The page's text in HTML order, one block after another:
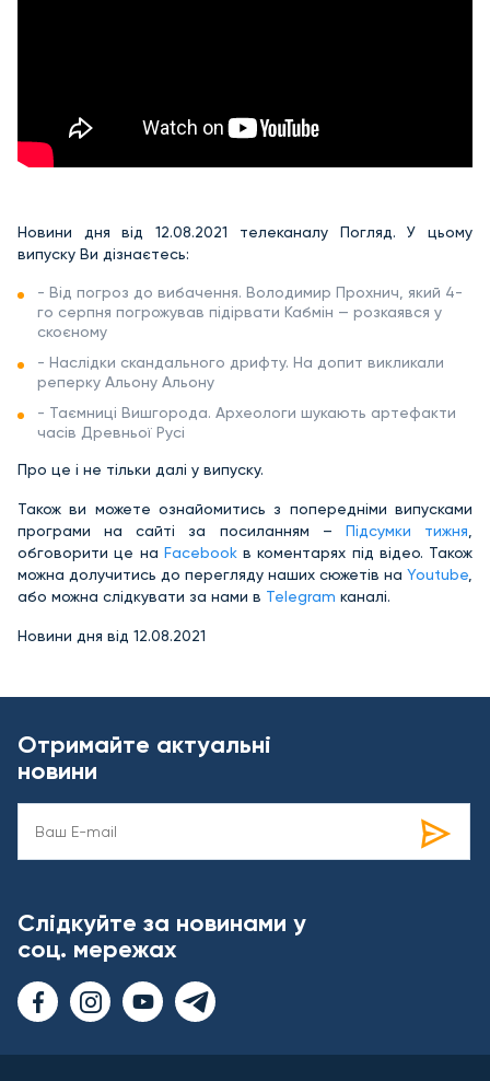
Новини дня від 12.08.2021 телеканалу Погляд. У цьому
випуску Ви дізнаєтесь:
- Від погроз до вибачення. Володимир Прохнич, який 4-
го серпня погрожував підірвати Кабмін — розкаявся у
скоєному
- Наслідки скандального дрифту. На допит викликали
реперку Альону Альону
- Таємниці Вишгорода. Археологи шукають артефакти
часів Древньої Русі
Про це і не тільки далі у випуску.
Також ви можете ознайомитись з попередніми випусками
програми на сайті за посиланням – Підсумки тижня
обговорити це на Facebookв коментарях під відео. Також
можна долучитись до перегляду наших сюжетів на Youtube
або можна слідкувати за нами в Telegram каналі.
Новини дня від 12.08.2021
Отримайте актуальні
новини
Слідкуйте за новинами у
соц. мережах